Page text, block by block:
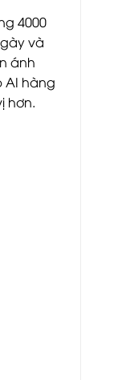
4000
và
ánh
AI hàng
hơn.